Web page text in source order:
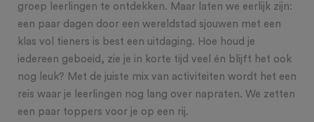
groep leerlingen te ontdekken. Maar laten we eerlijk zijn:
een paar dagen door een wereldstad sjouwen met een
klas vol tieners is best een uitdaging. Hoe houd je
iedereen geboeid, zie je in korte tijd veel én blijft het ook
nog leuk? Met de juiste mix van activiteiten wordt het een
reis waar je leerlingen nog lang over napraten. We zetten
een paar toppers voor je op een rij.